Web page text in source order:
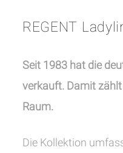
REGENT
Seit 1983 hat die
verkauft. Damit
Raum.
Die Kollektion